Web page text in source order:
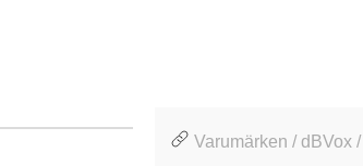
Varumärken / dBVox /